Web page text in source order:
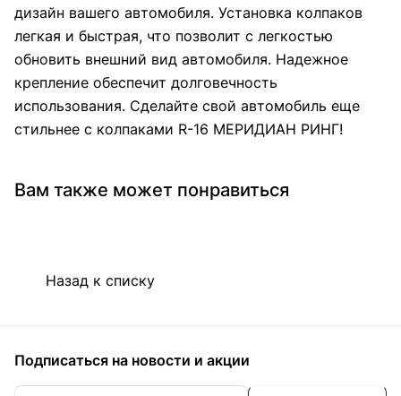
дизайн вашего автомобиля. Установка колпаков
легкая и быстрая, что позволит с легкостью
обновить внешний вид автомобиля. Надежное
крепление обеспечит долговечность
использования. Сделайте свой автомобиль еще
стильнее с колпаками R-16 МЕРИДИАН РИНГ!
Вам также может понравиться
Назад к списку
Подписаться на новости и акции